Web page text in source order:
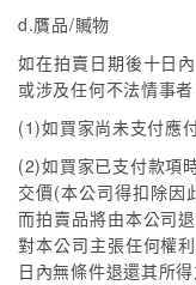
d.贋品/贓物
如在拍賣日期後十日
或涉及任何不法情事
(1)如買家尚未支付應
(2)如買家已支付款項
交價(本公司得扣除因
而拍賣品將由本公司
對本公司主張任何權
日內無條件退還其所